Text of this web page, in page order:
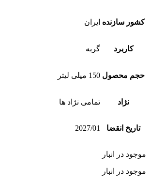
کشور سازنده ایران
کاربرد گربه
حجم محصول 150 میلی لیتر
نژاد تمامی نژاد ها
تاریخ انقضا 2027/01
موجود در انبار
موجود در انبار